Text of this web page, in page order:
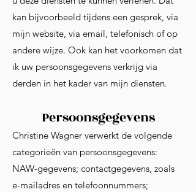
kan bijvoorbeeld tijdens een gesprek, via
mijn website, via email, telefonisch of op
andere wijze. Ook kan het voorkomen dat
ik uw persoonsgegevens verkrijg via
derden in het kader van mijn diensten.
Persoonsgegevens
Christine Wagner verwerkt de volgende
categorieën van persoonsgegevens:
NAW-gegevens; contactgegevens, zoals
e-mailadres en telefoonnummers;